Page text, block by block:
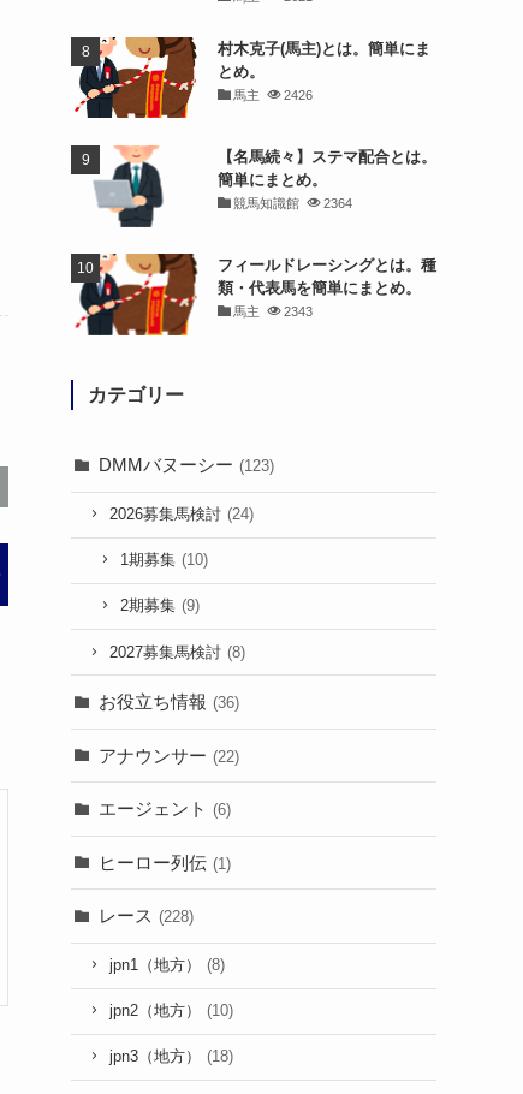
村木克子(馬主)とは。簡単にま
とめ。
馬主 2426
【名馬続々】ステマ配合とは。
簡単にまとめ。
競馬知識館 2364
フィールドレーシングとは。種
類・代表馬を簡単にまとめ。
馬主 2343
カテゴリー
DMMバヌーシー (123)
2026募集馬検討 (24)
1期募集 (10)
2期募集 (9)
2027募集馬検討 (8)
お役立ち情報 (36)
アナウンサー (22)
エージェント (6)
ヒーロー列伝 (1)
レース (228)
jpn1（地方） (8)
jpn2（地方） (10)
jpn3（地方） (18)